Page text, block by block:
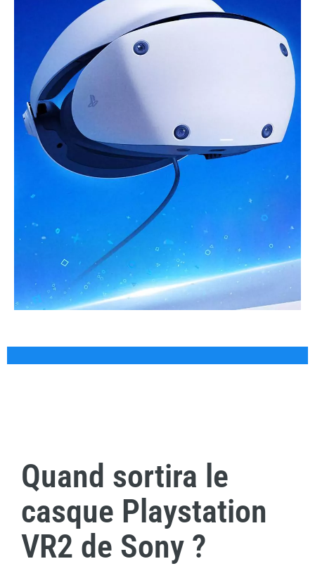
Quand sortira le
casque Playstation
VR2 de Sony ?